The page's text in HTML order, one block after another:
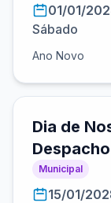
01/01/
Sábado
Ano Novo
Dia de
Despacho
Municipal
15/01/